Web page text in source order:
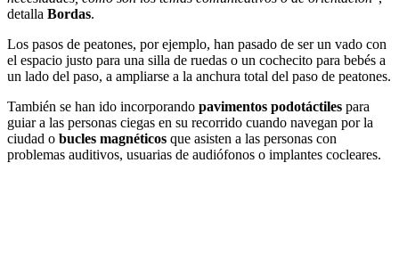
detalla Bordas.
Los pasos de peatones, por ejemplo, han pasado de ser un vado con
el espacio justo para una silla de ruedas o un cochecito para bebés a
un lado del paso, a ampliarse a la anchura total del paso de peatones.
También se han ido incorporando pavimentos podotáctiles para
guiar a las personas ciegas en su recorrido cuando navegan por la
ciudad o bucles magnéticos que asisten a las personas con
problemas auditivos, usuarias de audiófonos o implantes cocleares.